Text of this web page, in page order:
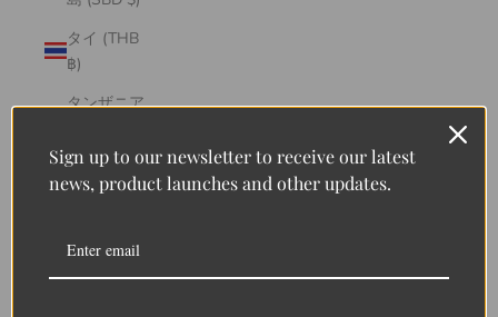
タイ (THB
฿)
タンザニア
タークス・
カイコス諸
チェコ
(CZK Kč)
Sign up to our newsletter to receive our latest
news, product launches and other updates.